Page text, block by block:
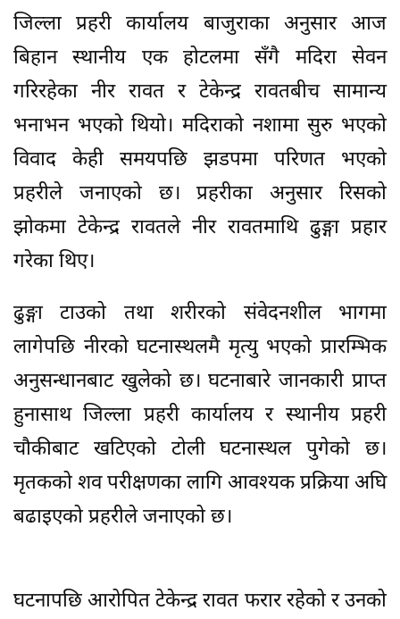
जिल्ला प्रहरी कार्यालय बाजुराका अनुसार आज
बिहान स्थानीय एक होटलमा सँगै मदिरा सेवन
गरिरहेका नीर रावत र टेकेन्द्र रावतबीच सामान्य
भनाभन भएको थियो। मदिराको नशामा सुरु भएको
विवाद केही समयपछि झडपमा परिणत भएको
प्रहरीले जनाएको छ। प्रहरीका अनुसार रिसको
झोकमा टेकेन्द्र रावतले नीर रावतमाथि ढुङ्गा प्रहार
गरेका थिए।
ढुङ्गा टाउको तथा शरीरको संवेदनशील भागमा
लागेपछि नीरको घटनास्थलमै मृत्यु भएको प्रारम्भिक
अनुसन्धानबाट खुलेको छ। घटनाबारे जानकारी प्राप्त
हुनासाथ जिल्ला प्रहरी कार्यालय र स्थानीय प्रहरी
चौकीबाट खटिएको टोली घटनास्थल पुगेको छ।
मृतकको शव परीक्षणका लागि आवश्यक प्रक्रिया अघि
बढाइएको प्रहरीले जनाएको छ।
घटनापछि आरोपित टेकेन्द्र रावत फरार रहेको र उनको